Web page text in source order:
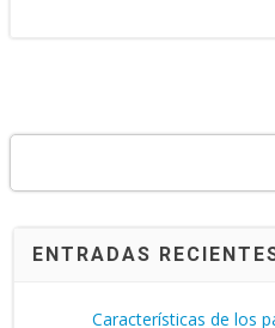
ENTRADAS
Características de los